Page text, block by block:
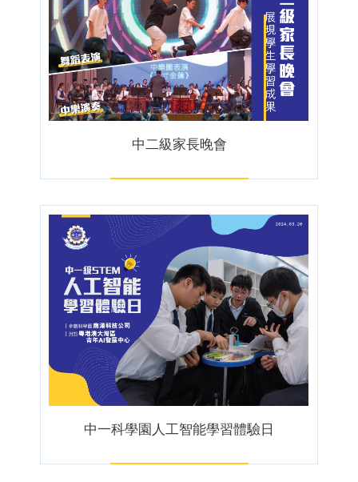
中二級家長晚會
中一科學園人工智能學習體驗日